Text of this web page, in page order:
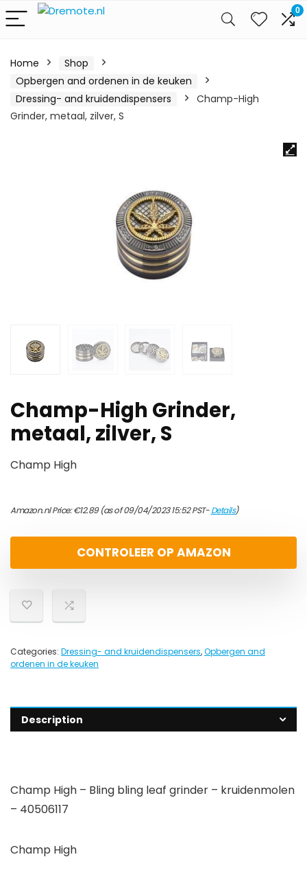
0
Home
Shop
Opbergen and ordenen in de keuken
Dressing- and kruidendispensers
Champ-High
Grinder, metaal, zilver, S
Champ-High Grinder,
metaal, zilver, S
Champ High
Amazon.nl Price:€12.89(as of 09/04/2023 15:52 PST-Details)
CONTROLEER OP AMAZON
Categories: Dressing- and kruidendispensers,Opbergen and
ordenen in de keuken
Description
Champ High – Bling bling leaf grinder – kruidenmolen
– 40506117
Champ High